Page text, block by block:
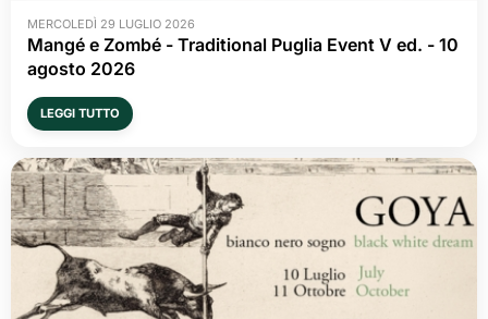
MERCOLEDÌ 29 LUGLIO 2026
Mangé e Zombé - Traditional Puglia Event V ed. - 10
agosto 2026
LEGGI TUTTO